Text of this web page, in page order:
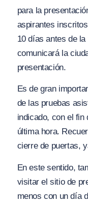
para la
aspirantes
10 días antes de
comunicará la
presentación.
Es de gran
de las pruebas
indicado, con el fin
última hora.
cierre de puertas,
En este sentido,
visitar el sitio de
menos con un día